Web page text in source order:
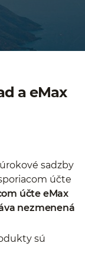
a eMax
sadzby
účte
účte eMax
nezmenená
sú